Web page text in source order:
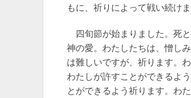
もに、祈りによって戦い続け
四旬節が始まりました。死
神の愛。わたしたちは、憎し
は難しいですが、祈ります。
わたしが許すことができるよ
とができるよう祈ります。わ